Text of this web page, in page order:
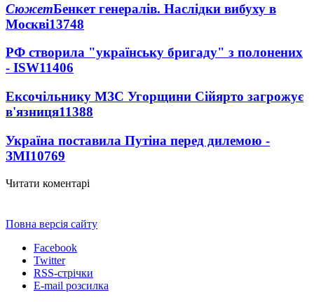
СюжетБенкет генералів. Наслідки вибуху в
Москві13748
РФ створила "українську бригаду" з полонених
- ISW11406
Ексочільнику МЗС Угорщини Сійярто загрожує
в'язниця11388
Україна поставила Путіна перед дилемою -
ЗМІ10769
Читати коментарі
Повна версія сайту
Facebook
Twitter
RSS-стрічки
E-mail розсилка